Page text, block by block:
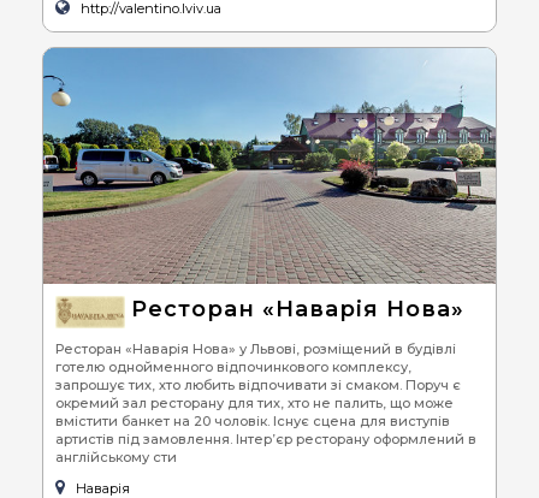
http://valentino.lviv.ua
Ресторан «Наварія Нова»
Ресторан «Наварія Нова» у Львові, розміщений в будівлі
готелю однойменного відпочинкового комплексу,
запрошує тих, хто любить відпочивати зі смаком. Поруч є
окремий зал ресторану для тих, хто не палить, що може
вмістити банкет на 20 чоловік. Існує сцена для виступів
артистів під замовлення. Інтер’єр ресторану оформлений в
англійському сти
Наварія